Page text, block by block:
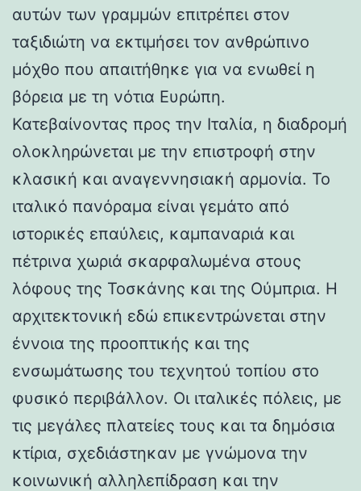
αυτών των γραμμών επιτρέπει στον
ταξιδιώτη να εκτιμήσει τον ανθρώπινο
μόχθο που απαιτήθηκε για να ενωθεί η
βόρεια με τη νότια Ευρώπη.
Κατεβαίνοντας προς την Ιταλία, η διαδρομή
ολοκληρώνεται με την επιστροφή στην
κλασική και αναγεννησιακή αρμονία. Το
ιταλικό πανόραμα είναι γεμάτο από
ιστορικές επαύλεις, καμπαναριά και
πέτρινα χωριά σκαρφαλωμένα στους
λόφους της Τοσκάνης και της Ούμπρια. Η
αρχιτεκτονική εδώ επικεντρώνεται στην
έννοια της προοπτικής και της
ενσωμάτωσης του τεχνητού τοπίου στο
φυσικό περιβάλλον. Οι ιταλικές πόλεις, με
τις μεγάλες πλατείες τους και τα δημόσια
κτίρια, σχεδιάστηκαν με γνώμονα την
κοινωνική αλληλεπίδραση και την